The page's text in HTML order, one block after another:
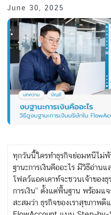
June 30, 2025
ทุกวันนี้ใครทำธุรกิจย่อมหนีไม่พ้
ฐานะการเงินคืออะไร มีวิธีอ่าน
โฟลว์แอคเคาท์จะชวนเจ้าของธุ
การเงิน” ตั้งแต่พื้นฐาน พร้อมแ
สะสมว่า ธุรกิจของเราสุขภาพ